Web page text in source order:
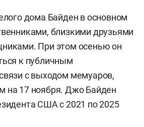
дома Байден в основном
близкими друзьями
При этом осенью он
к публичным
с выходом мемуаров,
на 17 ноября. Джо Байден
США с 2021 по 2025